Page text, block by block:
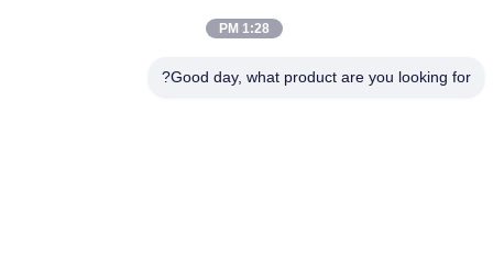
karenyang@wxszzd.com
1:28 PM
Good day, what product are you looking for?